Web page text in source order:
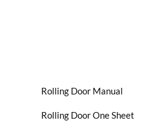
Rolling Door Manual
Rolling Door One Sheet